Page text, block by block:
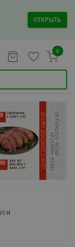
ОТКРЫТЬ
0
и